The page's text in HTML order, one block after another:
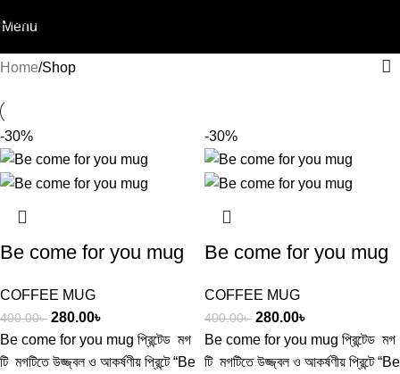
Skip to navigation
Menu
Home Shop
-30%
Be come for you mug
COFFEE MUG
400.00৳ 280.00৳
Be come for you mug প্রিন্টেড মগ
টি মগটিতে উজ্জ্বল ও আকর্ষণীয় প্রিন্টে “Be
-30%
Be come for you mug
COFFEE MUG
400.00৳ 280.00৳
Be come for you mug প্রিন্টেড মগ
টি মগটিতে উজ্জ্বল ও আকর্ষণীয় প্রিন্টে “Be